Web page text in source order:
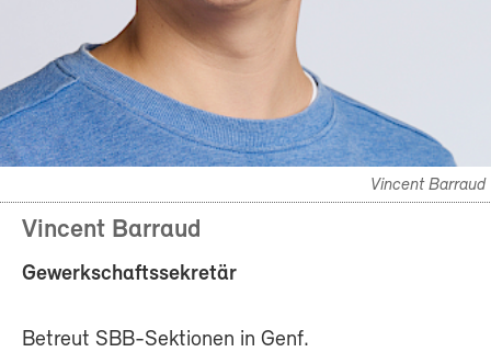
Vincent Barraud
Vincent Barraud
Gewerkschaftssekretär
Betreut SBB-Sektionen in Genf.